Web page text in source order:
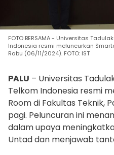
FOTO BERSAMA - Universitas
Indonesia resmi meluncurkan
Rabu (06/11/2024). FOTO: IST
PALU – Universitas
Telkom Indonesia resmi
Room di Fakultas Teknik,
pagi. Peluncuran ini
dalam upaya
Untad dan menjawab